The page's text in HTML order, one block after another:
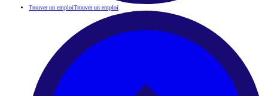
Trouver un emploiTrouver un emploi